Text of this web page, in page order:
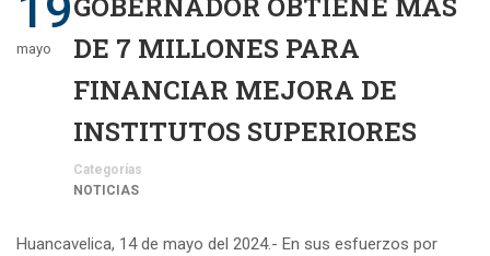
mayo
GOBERNADOR OBTIENE MÁS
DE 7 MILLONES PARA
FINANCIAR MEJORA DE
INSTITUTOS SUPERIORES
Categorías
NOTICIAS
Huancavelica, 14 de mayo del 2024.- En sus esfuerzos por